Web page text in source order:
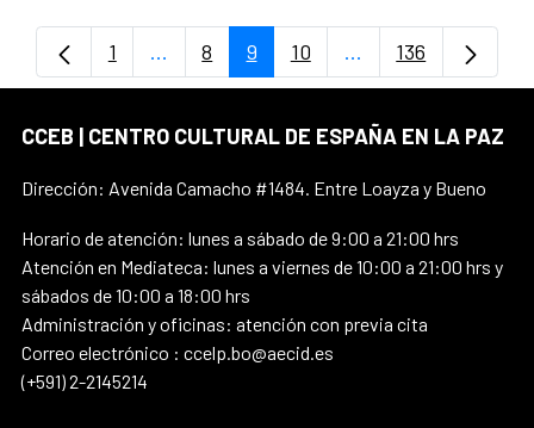
Página
1 ...Páginas intermedias Use TAB para
Página
8 Página
9 Página
10 ...PáginasPágina
136
CCEB | CENTRO CULTURAL DE ESPAÑA EN LA PAZ
Dirección: Avenida Camacho #1484. Entre Loayza y Bueno
Horario de atención: lunes a sábado de 9:00 a 21:00 hrs
Atención en Mediateca: lunes a viernes de 10:00 a 21:00 hrs y
sábados de 10:00 a 18:00 hrs
Administración y oficinas: atención con previa cita
Correo electrónico : ccelp.bo@aecid.es
(+591) 2-2145214